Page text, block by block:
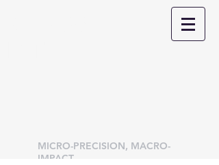
MICRO-PRECISION, MACRO-
IMPACT